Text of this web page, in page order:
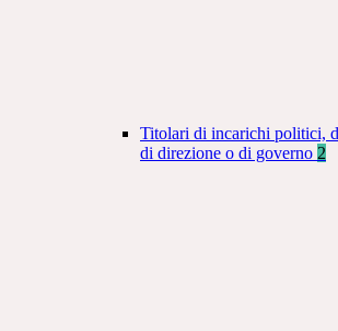
Titolari di incarichi politici,
di direzione o di governo 2